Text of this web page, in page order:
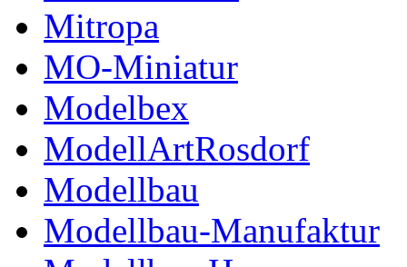
Mitropa
MO-Miniatur
Modelbex
ModellArtRosdorf
Modellbau
Modellbau-Manufaktur